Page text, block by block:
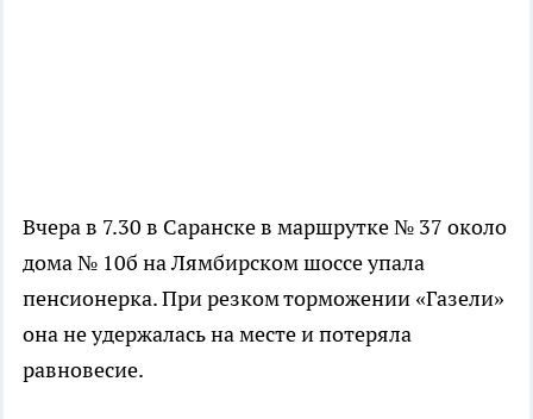
Вчера в 7.30 в Саранске в маршрутке № 37 около
дома № 10б на Лямбирском шоссе упала
пенсионерка. При резком торможении «Газели»
она не удержалась на месте и потеряла
равновесие.